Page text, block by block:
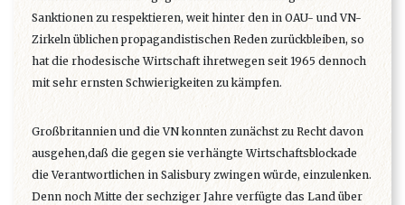
Sanktionen zu respektieren, weit hinter den in OAU- und VN-
Zirkeln üblichen propagandistischen Reden zurückbleiben, so
hat die rhodesische Wirtschaft ihretwegen seit 1965 dennoch
mit sehr ernsten Schwierigkeiten zu kämpfen.
Großbritannien und die VN konnten zunächst zu Recht davon
ausgehen,daß die gegen sie verhängte Wirtschaftsblockade
die Verantwortlichen in Salisbury zwingen würde, einzulenken.
Denn noch Mitte der sechziger Jahre verfügte das Land über